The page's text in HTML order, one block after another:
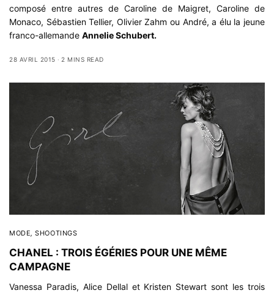
composé entre autres de Caroline de Maigret, Caroline de
Monaco, Sébastien Tellier, Olivier Zahm ou André, a élu la jeune
franco-allemandeAnnelie Schubert.
28 AVRIL 2015 2 MINS READ
MODE,SHOOTINGS
CHANEL : TROIS ÉGÉRIES POUR UNE MÊME
CAMPAGNE
Vanessa Paradis, Alice Dellal et Kristen Stewart sont les trois